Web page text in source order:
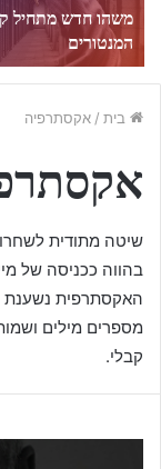
משהו חדש מתחיל
המנטורים
בית / אקסתרפיה
שיטה מתודית
בהווה ככניסה של
האקסתרפית נשענת
מספרים מילים
קבלי.